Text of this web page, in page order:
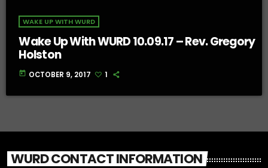
WAKE UP WITH WURD
Wake Up With WURD 10.09.17 – Rev. Gregory
Holston
today OCTOBER 9, 2017 1
WURD CONTACT INFORMATION